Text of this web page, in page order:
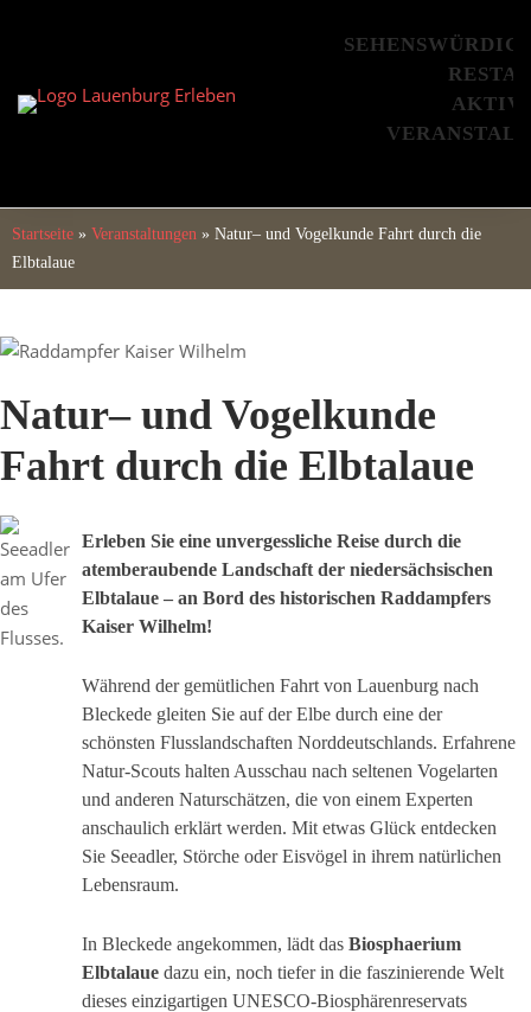
Startseite » Veranstaltungen » Natur– und Vogelkunde Fahrt durch die
Elbtalaue
Natur– und Vogelkunde
Fahrt durch die Elbtalaue
Erleben Sie eine unvergessliche Reise durch die
atemberaubende Landschaft der niedersächsischen
Elbtalaue – an Bord des historischen Raddampfers
Kaiser Wilhelm!
Während der gemütlichen Fahrt von Lauenburg nach
Bleckede gleiten Sie auf der Elbe durch eine der
schönsten Flusslandschaften Norddeutschlands. Erfahrene
Natur-Scouts halten Ausschau nach seltenen Vogelarten
und anderen Naturschätzen, die von einem Experten
anschaulich erklärt werden. Mit etwas Glück entdecken
Sie Seeadler, Störche oder Eisvögel in ihrem natürlichen
Lebensraum.
In Bleckede angekommen, lädt das Biosphaerium
Elbtalaue dazu ein, noch tiefer in die faszinierende Welt
dieses einzigartigen UNESCO-Biosphärenreservats